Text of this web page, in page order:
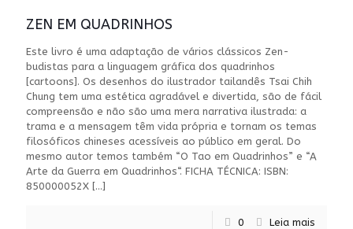
ZEN EM QUADRINHOS
Este livro é uma adaptação de vários clássicos Zen-
budistas para a linguagem gráfica dos quadrinhos
[cartoons]. Os desenhos do ilustrador tailandês Tsai Chih
Chung tem uma estética agradável e divertida, são de fácil
compreensão e não são uma mera narrativa ilustrada: a
trama e a mensagem têm vida própria e tornam os temas
filosóficos chineses acessíveis ao público em geral. Do
mesmo autor temos também “O Tao em Quadrinhos” e “A
Arte da Guerra em Quadrinhos“. FICHA TÉCNICA: ISBN:
850000052X […]
0 Leia mais